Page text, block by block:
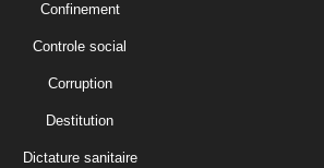
Confinement
Controle social
Corruption
Destitution
Dictature sanitaire